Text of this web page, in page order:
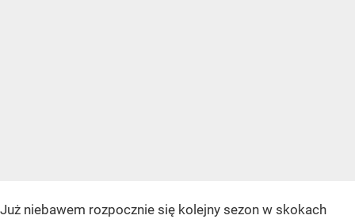
Już niebawem rozpocznie się kolejny sezon w skokach